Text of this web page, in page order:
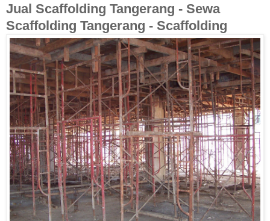
Jual Scaffolding Tangerang - Sewa
Scaffolding Tangerang - Scaffolding